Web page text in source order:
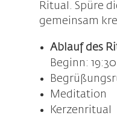
Ritual. Spüre
gemeinsam
Ablauf des
Beginn:
Meditation
Kerzenritual